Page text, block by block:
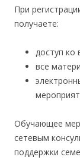
При
получаете:
доступ ко
все
Обучающее
сетевым
поддержки